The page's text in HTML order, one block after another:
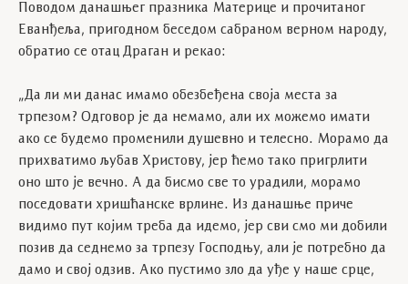
Поводом данашњег празника Материце и прочитаног
Еванђеља, пригодном беседом сабраном верном народу,
обратио се отац Драган и рекао:
„Да ли ми данас имамо обезбеђена своја места за
трпезом? Одговор је да немамо, али их можемо имати
ако се будемо променили душевно и телесно. Морамо да
прихватимо љубав Христову, јер ћемо тако пригрлити
оно што је вечно. А да бисмо све то урадили, морамо
поседовати хришћанске врлине. Из данашње приче
видимо пут којим треба да идемо, јер сви смо ми добили
позив да седнемо за трпезу Господњу, али је потребно да
дамо и свој одзив. Ако пустимо зло да уђе у наше срце,